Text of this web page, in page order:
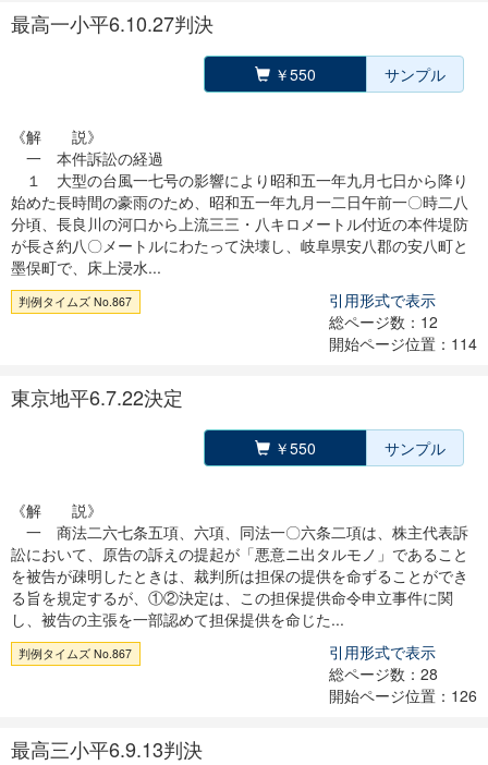
最高一小平6.10.27判決
￥550 サンプル
《解 説》
一 本件訴訟の経過
１ 大型の台風一七号の影響により昭和五一年九月七日から降り
始めた長時間の豪雨のため、昭和五一年九月一二日午前一〇時二八
分頃、長良川の河口から上流三三・八キロメートル付近の本件堤防
が長さ約八〇メートルにわたって決壊し、岐阜県安八郡の安八町と
墨俣町で、床上浸水...
判例タイムズ No.867
引用形式で表示
総ページ数：12
開始ページ位置：114
東京地平6.7.22決定
￥550 サンプル
《解 説》
一 商法二六七条五項、六項、同法一〇六条二項は、株主代表訴
訟において、原告の訴えの提起が「悪意ニ出タルモノ」であること
を被告が疎明したときは、裁判所は担保の提供を命ずることができ
る旨を規定するが、①②決定は、この担保提供命令申立事件に関
し、被告の主張を一部認めて担保提供を命じた...
判例タイムズ No.867
引用形式で表示
総ページ数：28
開始ページ位置：126
最高三小平6.9.13判決